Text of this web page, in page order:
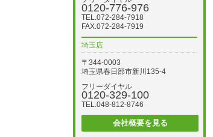
0120-776-976
TEL.072-284-7918
FAX.072-284-7919
埼玉店
〒344-0003
埼玉県春日部市新川135-4
フリーダイヤル
0120-329-100
TEL.048-812-8746
会社概要を見る